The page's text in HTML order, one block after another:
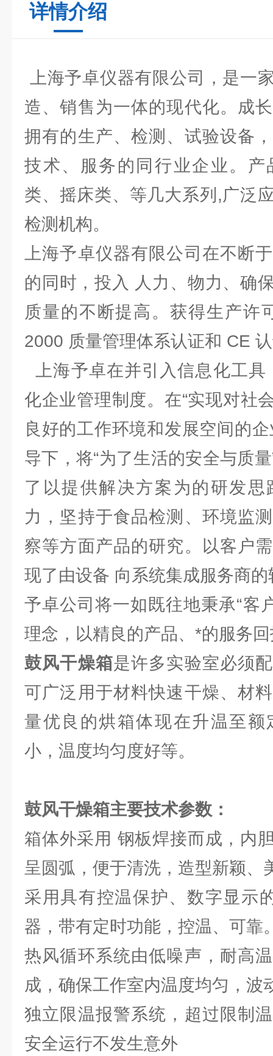
详情介绍
上海予卓仪器有限公司，是一
造、销售为一体的现代化。成
拥有的生产、检测、试验设备
技术、服务的同行业企业。产
类、摇床类、等几大系列,广泛
检测机构。
上海予卓仪器有限公司在不断
的同时，投入 人力、物力、确
质量的不断提高。获得生产许
2000 质量管理体系认证和
上海予卓在并引入信息化工具
化企业管理制度。在“实现对社
良好的工作环境和发展空间的
导下，将“为了生活的安全与质
了以提供解决方案为的研发
力，坚持于食品检测、环境监
察等方面产品的研究。以客户
现了由设备 向系统集成服务商的
予卓公司将一如既往地秉承“客
理念，以精良的产品、*的服务
鼓风干燥箱是许多实验室必须
可广泛用于材料快速干燥、材
量优良的烘箱体现在升温至额
小，温度均匀度好等。
鼓风干燥箱主要技术参数：
箱体外采用 钢板焊接而成，内
呈圆弧，便于清洗，造型新颖、
采用具有控温保护、数字显示
器，带有定时功能，控温、可靠
热风循环系统由低噪声，耐高
成，确保工作室内温度均匀，波
独立限温报警系统，超过限制
安全运行不发生意外